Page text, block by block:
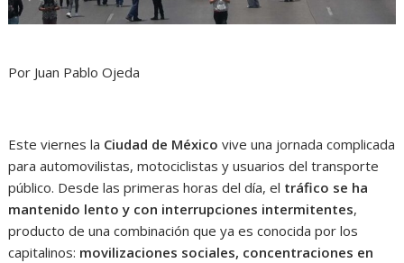
Por Juan Pablo Ojeda
Este viernes la Ciudad de México vive una jornada complicada
para automovilistas, motociclistas y usuarios del transporte
público. Desde las primeras horas del día, el tráfico se ha
mantenido lento y con interrupciones intermitentes,
producto de una combinación que ya es conocida por los
capitalinos: movilizaciones sociales, concentraciones en